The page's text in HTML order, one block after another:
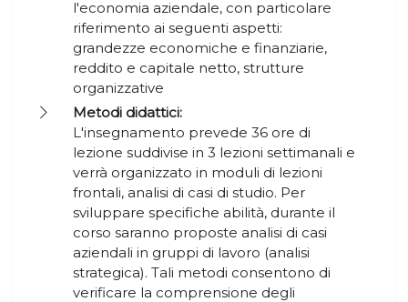
l'economia aziendale, con particolare
riferimento ai seguenti aspetti:
grandezze economiche e finanziarie,
reddito e capitale netto, strutture
organizzative
Metodi didattici:
L'insegnamento prevede 36 ore di
lezione suddivise in 3 lezioni settimanali e
verrà organizzato in moduli di lezioni
frontali, analisi di casi di studio. Per
sviluppare specifiche abilità, durante il
corso saranno proposte analisi di casi
aziendali in gruppi di lavoro (analisi
strategica). Tali metodi consentono di
verificare la comprensione degli